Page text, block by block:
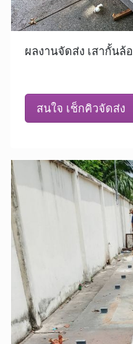
ผลงานจัดส่ง เสากั้นล้อ
สนใจ เช็กคิวจัดส่ง